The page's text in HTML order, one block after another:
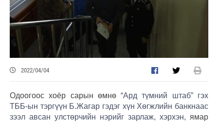
2022/04/04
Одоогоос хоёр сарын өмнө“Ард түмний штаб” гэх
ТББ-ын тэргүүн Б.Жагар гэдэг хүн Хөгжлийн банкнаас
зээл авсан улстөрчийн нэрийг зарлаж, хэрхэн, ямар